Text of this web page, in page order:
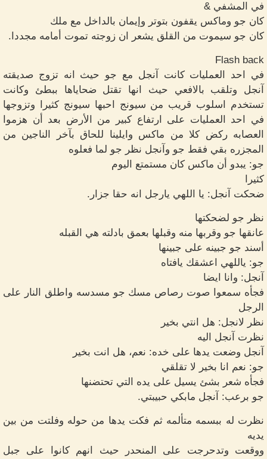
في المشفي &
كان جو وماكس يقفون بتوتر وإيمان بالداخل مع ملك
كان جو سيموت من القلق يشعر ان زوجته تموت أمامه مجددا.
Flash back
في احد العمليات كانت آنجل مع جو حيث انه تزوج صديقته
آنجل وتلقب بالافعي حيث انها تقتل ضحاياها ببطئ وكانت
تستخدم اسلوب قريب من سيونج احبها سيونج كثيرا وتزوجها
في احد العمليات على ارتفاع كبير من الأرض بعد أن هزموا
العصابه ركض كلا من ماكس وايلينا للحاق بآخر الناجين من
المجزره بقي فقط جو وآنجل نظر جو لما فعلوه
جو: يبدو أن ماكس كان مستمتع اليوم
كثيرا
ضحكت آنجل: يا اللهي يارجل انه حقا جزار.
نظر جو لضحكتها
عانقها جو وقربها منه وقبلها بعمق بادلته هي القبله
أسند جو جبينه على جبينها
جو: ياللهي اعشقك يافتاه
آنجل: وانا ايضا
فجأه سمعوا صوت رصاص مسك جو مسدسه واطلق النار على
الرجل
نظر لانجل: هل انتي بخير
نظرت آنجل اليه
آنجل وضعت يدها على خده: نعم، هل انت بخير
جو: نعم انا بخير لا تقلقي
فجأه شعر بشئ يسيل على يده التي تحتضنها
جو برعب: آنجل مابكي حبيبتي.
نظرت له ببسمه متألمه ثم فكت يدها من حوله وفلتت من بين
يديه
ووقعت وتدحرجت على المنحدر حيث انهم كانوا على جبل